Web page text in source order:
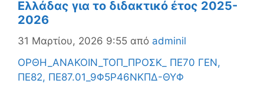
Ελλάδας για το διδακτικό έτος 2025-
2026
31 Μαρτίου, 2026 9:55 από adminil
ΟΡΘΗ_ΑΝΑΚΟΙΝ_ΤΟΠ_ΠΡΟΣΚ_ ΠΕ70 ΓΕΝ,
ΠΕ82, ΠΕ87.01_9Φ5Ρ46ΝΚΠΔ-ΘΥΦ